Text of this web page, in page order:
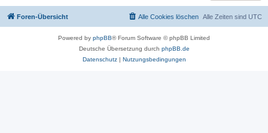
Foren-Übersicht Alle Zeiten sind UTC
Alle Cookies löschen
Powered by phpBB® Forum Software © phpBB Limited
Deutsche Übersetzung durch phpBB.de
Datenschutz| Nutzungsbedingungen